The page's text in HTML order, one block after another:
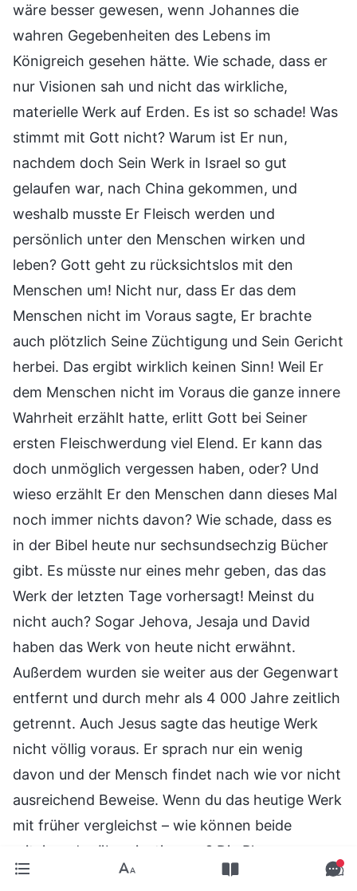
wäre besser gewesen, wenn Johannes die
wahren Gegebenheiten des Lebens im
Königreich gesehen hätte. Wie schade, dass er
nur Visionen sah und nicht das wirkliche,
materielle Werk auf Erden. Es ist so schade! Was
stimmt mit Gott nicht? Warum ist Er nun,
nachdem doch Sein Werk in Israel so gut
gelaufen war, nach China gekommen, und
weshalb musste Er Fleisch werden und
persönlich unter den Menschen wirken und
leben? Gott geht zu rücksichtslos mit den
Menschen um! Nicht nur, dass Er das dem
Menschen nicht im Voraus sagte, Er brachte
auch plötzlich Seine Züchtigung und Sein Gericht
herbei. Das ergibt wirklich keinen Sinn! Weil Er
dem Menschen nicht im Voraus die ganze innere
Wahrheit erzählt hatte, erlitt Gott bei Seiner
ersten Fleischwerdung viel Elend. Er kann das
doch unmöglich vergessen haben, oder? Und
wieso erzählt Er den Menschen dann dieses Mal
noch immer nichts davon? Wie schade, dass es
in der Bibel heute nur sechsundsechzig Bücher
gibt. Es müsste nur eines mehr geben, das das
Werk der letzten Tage vorhersagt! Meinst du
nicht auch? Sogar Jehova, Jesaja und David
haben das Werk von heute nicht erwähnt.
Außerdem wurden sie weiter aus der Gegenwart
entfernt und durch mehr als 4 000 Jahre zeitlich
getrennt. Auch Jesus sagte das heutige Werk
nicht völlig voraus. Er sprach nur ein wenig
davon und der Mensch findet nach wie vor nicht
ausreichend Beweise. Wenn du das heutige Werk
mit früher vergleichst – wie können beide
miteinander übereinstimmen? Die Phase von
Jehovas Werk war an Israel gerichtet, wenn du